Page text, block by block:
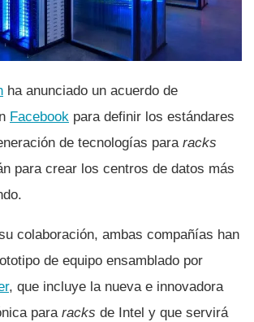
ha anunciado un acuerdo de
Facebook para definir los estándares
de tecnologí­as para racks
para crear los centros de datos más
colaboración, ambas compañí­as han
de equipo ensamblado por
, que incluye la nueva e innovadora
para racks de Intel y que servirá